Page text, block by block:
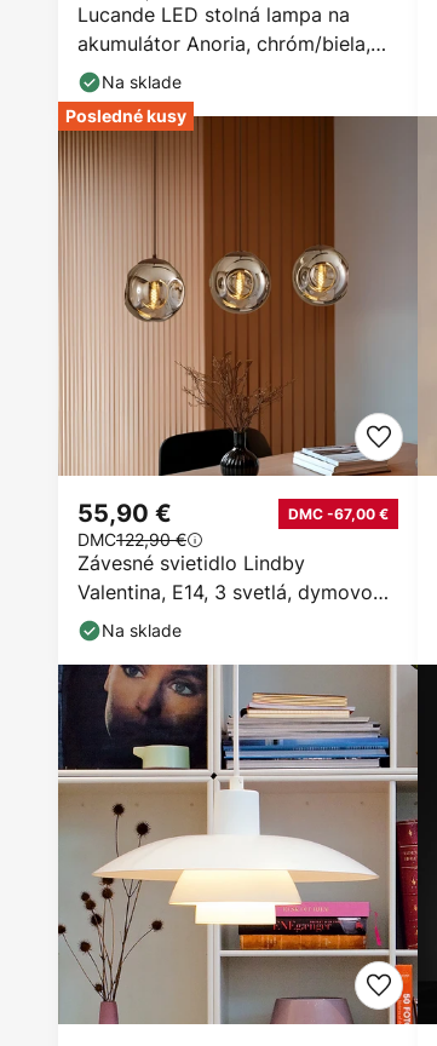
Lucande LED stolná lampa na
akumulátor Anoria, chróm/biela,
sklo, IP44, USB
Na sklade
Posledné kusy
Závesné svietidlo Lindby
Valentina, E14, 3 svetlá, dymovo
sivá, sklo
55,90 € DMC -67,00 €
DMC122,90 €
Na sklade